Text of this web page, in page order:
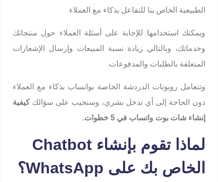
الطبيعية الخاص بنا للتفاعل بذكاء مع العملاء.
ويمكنك استخدامها للإجابة على أسئلة العملاء حول منتجاتك
وخدماتك، وبالتالي زيادة نسبة المبيعات وإرسال الإشعارات
المتعلقة بالطلبات والمدفوعات.
وتتعامل روبوتات الدردشة الخاصة بواتساب بذكاء مع العملاء
دون الحاجة إلى أي تدخل بشري، وسنجيب على سؤالككيفية
إنشاء شات بوت واتساب في 5 خطوات.
لماذا تقوم بإنشاء Chatbot
الخاص بك على WhatsApp؟